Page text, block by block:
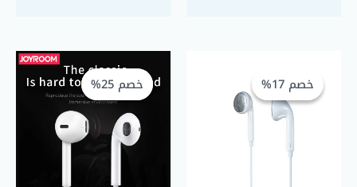
خصم 17%
خصم 17% خصم 25%
خصم 25%
السعر
الأصلي
هو:
199,00.
السعر
الحالي
هو:
150,00.